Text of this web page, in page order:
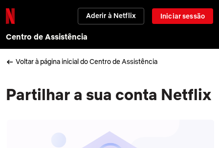
Aderir à Netflix Iniciar sessão
Centro de Assistência
Voltar à página inicial do Centro de Assistência
Partilhar a sua conta Netflix